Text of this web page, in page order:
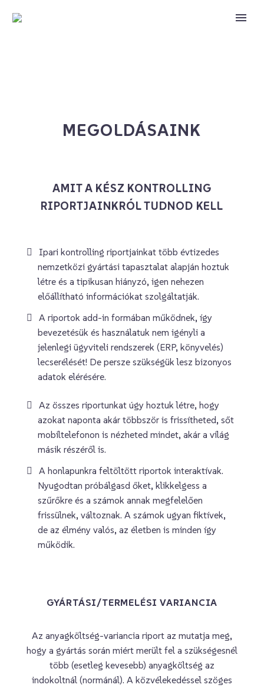
MEGOLDÁSAINK
AMIT A KÉSZ KONTROLLING
RIPORTJAINKRÓL TUDNOD KELL
Ipari kontrolling riportjainkat több évtizedes
nemzetközi gyártási tapasztalat alapján hoztuk
létre és a tipikusan hiányzó, igen nehezen
előállítható információkat szolgáltatják.
A riportok add-in formában működnek, így
bevezetésük és használatuk nem igényli a
jelenlegi ügyviteli rendszerek (ERP, könyvelés)
lecserélését! De persze szükségük lesz bizonyos
adatok elérésére.
Az összes riportunkat úgy hoztuk létre, hogy
azokat naponta akár többször is frissítheted, sőt
mobiltelefonon is nézheted mindet, akár a világ
másik részéről is.
A honlapunkra feltöltött riportok interaktívak.
Nyugodtan próbálgasd őket, klikkelgess a
szűrőkre és a számok annak megfelelően
frissülnek, változnak. A számok ugyan fiktívek,
de az élmény valós, az életben is minden így
működik.
GYÁRTÁSI/TERMELÉSI VARIANCIA
Az anyagköltség-variancia riport az mutatja meg,
hogy a gyártás során miért merült fel a szükségesnél
több (esetleg kevesebb) anyagköltség az
indokoltnál (normánál). A közvélekedéssel szöges